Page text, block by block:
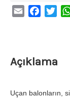
Email
Açıklama
Uçan balonların,